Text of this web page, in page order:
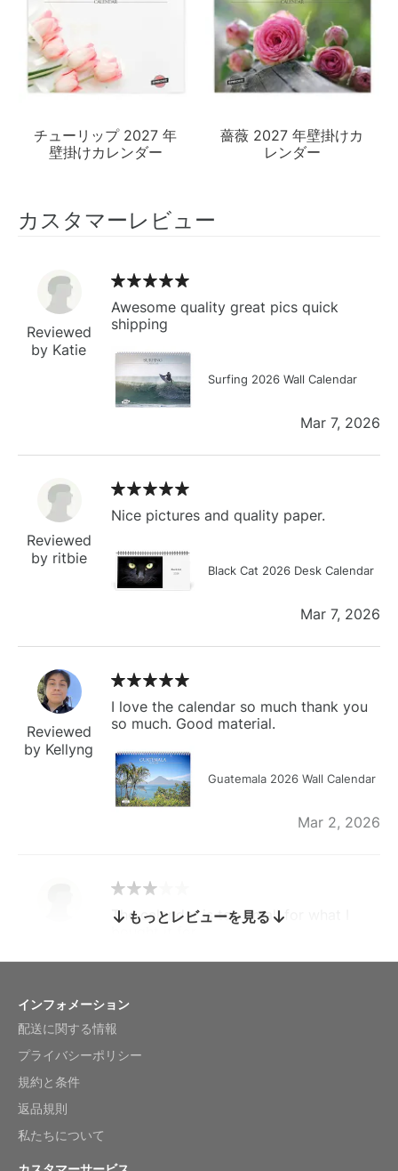
チューリップ 2027 年
壁掛けカレンダー
薔薇 2027 年壁掛けカ
レンダー
カスタマーレビュー
Reviewed
by Katie
Awesome quality great pics quick
shipping
Surfing 2026 Wall Calendar
Mar 7, 2026
Reviewed
by ritbie
Nice pictures and quality paper.
Black Cat 2026 Desk Calendar
Mar 7, 2026
Reviewed
by Kellyng
I love the calendar so much thank you
so much. Good material.
Guatemala 2026 Wall Calendar
Mar 2, 2026
by charles
The calendar is too small for what I
Reviewed
by Anne
もっとレビューを見る
インフォメーション
配送に関する情報
プライバシーポリシー
規約と条件
返品規則
私たちについて